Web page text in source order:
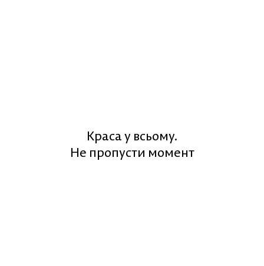
Краса у всьому.
Не пропусти момент